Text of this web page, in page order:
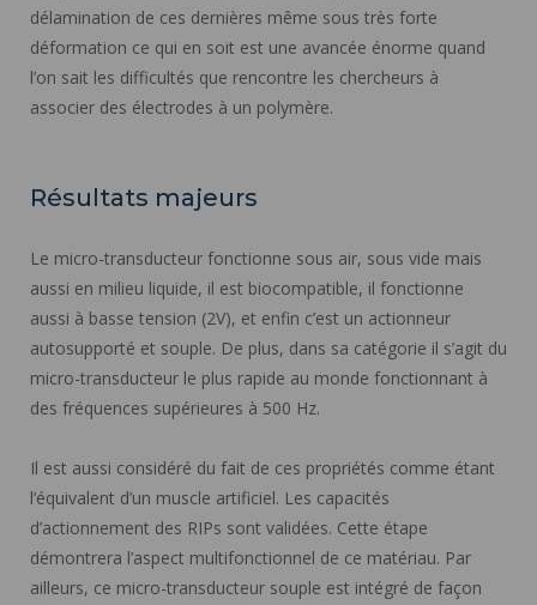
délamination de ces dernières même sous très forte
déformation ce qui en soit est une avancée énorme quand
l’on sait les difficultés que rencontre les chercheurs à
associer des électrodes à un polymère.
Résultats majeurs
Le micro-transducteur fonctionne sous air, sous vide mais
aussi en milieu liquide, il est biocompatible, il fonctionne
aussi à basse tension (2V), et enfin c’est un actionneur
autosupporté et souple. De plus, dans sa catégorie il s’agit du
micro-transducteur le plus rapide au monde fonctionnant à
des fréquences supérieures à 500 Hz.
Il est aussi considéré du fait de ces propriétés comme étant
l’équivalent d’un muscle artificiel. Les capacités
d’actionnement des RIPs sont validées. Cette étape
démontrera l’aspect multifonctionnel de ce matériau. Par
ailleurs, ce micro-transducteur souple est intégré de façon